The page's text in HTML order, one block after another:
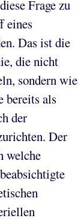
Frage zu
eines
Das ist die
die nicht
sondern wie
bereits als
der
Der
welche